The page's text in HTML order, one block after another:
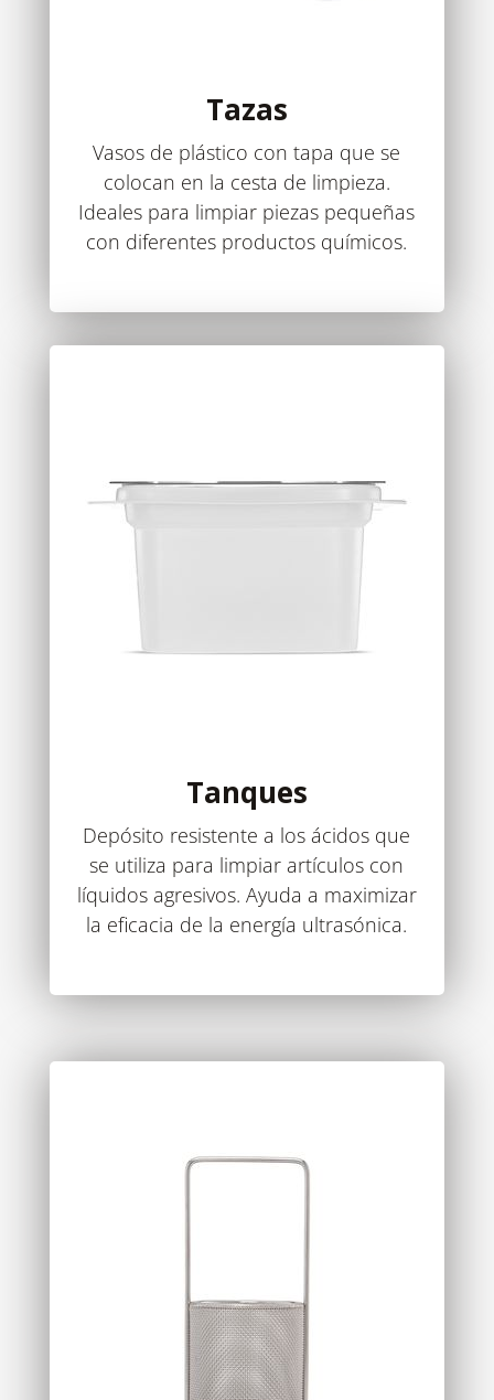
Tazas
Vasos de plástico con tapa que se
colocan en la cesta de limpieza.
Ideales para limpiar piezas pequeñas
con diferentes productos químicos.
Tanques
Depósito resistente a los ácidos que
se utiliza para limpiar artículos con
líquidos agresivos. Ayuda a maximizar
la eficacia de la energía ultrasónica.